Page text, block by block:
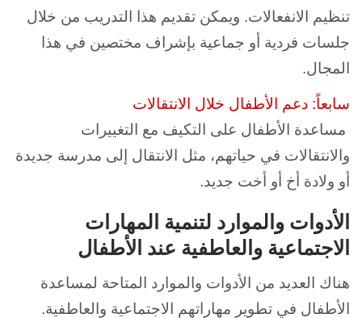
تنظيم الانفعالات. ويمكن تقديم هذا التدريب من خلال
جلسات فردية أو جماعية بإشراف مختصين في هذا
المجال.
سابعاً: دعم الأطفال خلال الانتقالات
مساعدة الأطفال على التكيف مع التغييرات
والانتقالات في حياتهم، مثل الانتقال إلى مدرسة جديدة
أو ولادة أخ أو أخت جديد.
الأدوات والموارد لتنمية المهارات
الاجتماعية والعاطفية عند الأطفال
هناك العديد من الأدوات والموارد المتاحة لمساعدة
الأطفال في تطوير مهاراتهم الاجتماعية والعاطفية.